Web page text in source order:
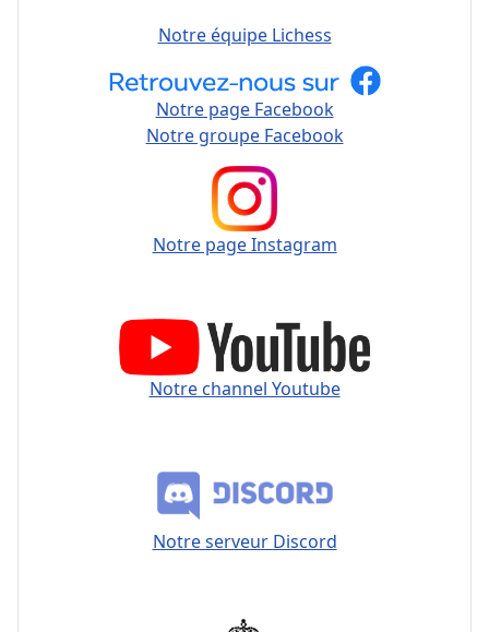
Notre équipe Lichess
Notre page Facebook
Notre groupe Facebook
Notre page Instagram
Notre channel Youtube
Notre serveur Discord